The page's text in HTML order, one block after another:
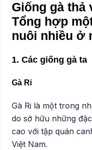
Giống gà thả
Tổng hợp
nuôi nhiều ở
1. Các giống gà ta
Gà Ri
Gà Ri là một trong
do sở hữu những
cao với tập quán
Việt Nam.